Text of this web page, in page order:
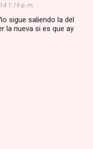
1:19 p. m.
sigue saliendo la del
la nueva si es que ay